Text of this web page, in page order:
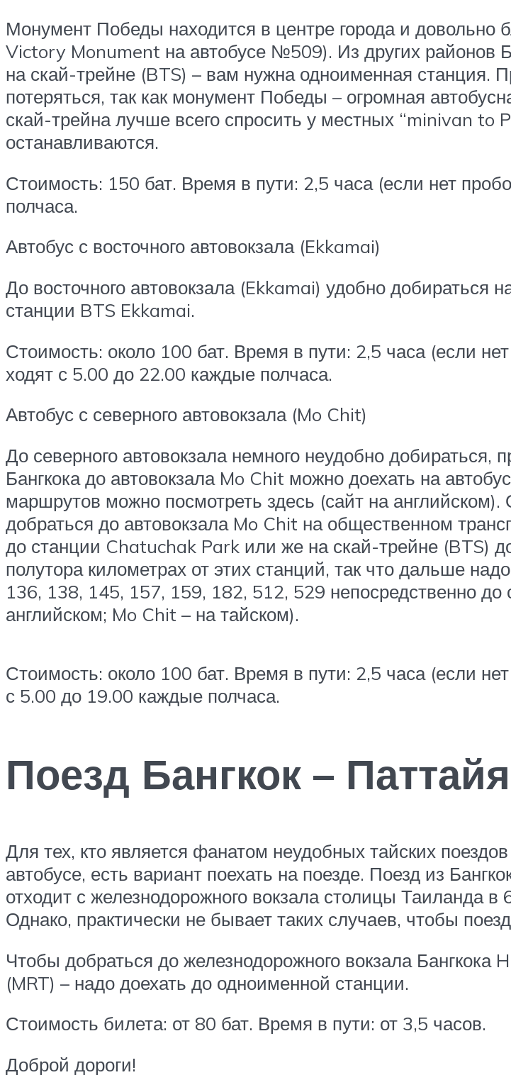
Монумент Победы находится в центре города и довольно
Victory Monument на автобусе №509). Из других районов
на скай-трейне (BTS) – вам нужна одноименная станция.
потеряться, так как монумент Победы – огромная
скай-трейна лучше всего спросить у местных “minivan to
останавливаются.
Стоимость: 150 бат. Время в пути: 2,5 часа (если нет
полчаса.
Автобус с восточного автовокзала (Ekkamai)
До восточного автовокзала (Ekkamai) удобно добираться
станции BTS Ekkamai.
Стоимость: около 100 бат. Время в пути: 2,5 часа (если
ходят с 5.00 до 22.00 каждые полчаса.
Автобус с северного автовокзала (Mo Chit)
До северного автовокзала немного неудобно
Бангкока до автовокзала Mo Chit можно доехать на
маршрутов можно посмотреть здесь (сайт на
добраться до автовокзала Mo Chit на общественном
до станции Chatuchak Park или же на скай-трейне (BTS)
полутора километрах от этих станций, так что дальше
136, 138, 145, 157, 159, 182, 512, 529 непосредственно
английском; Mo Chit – на тайском).
Стоимость: около 100 бат. Время в пути: 2,5 часа (если
с 5.00 до 19.00 каждые полчаса.
Поезд Бангкок – Паттайя
Для тех, кто является фанатом неудобных тайских
автобусе, есть вариант поехать на поезде. Поезд из
отходит с железнодорожного вокзала столицы Таиланда
Однако, практически не бывает таких случаев, чтобы
Чтобы добраться до железнодорожного вокзала Бангкока
(MRT) – надо доехать до одноименной станции.
Стоимость билета: от 80 бат. Время в пути: от 3,5 часов.
Доброй дороги!